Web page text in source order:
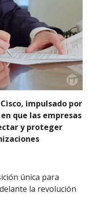
impulsado por
que las empresas
y proteger
única para
la revolución